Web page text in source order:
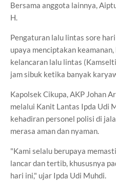
Bersama anggota lainnya,
H.
Pengaturan lalu lintas sore
upaya menciptakan
kelancaran lalu lintas
jam sibuk ketika banyak
Kapolsek Cikupa, AKP Johan
melalui Kanit Lantas Ipda Udi
kehadiran personel polisi di
merasa aman dan nyaman.
"Kami selalu berupaya
lancar dan tertib, khususnya
hari ini," ujar Ipda Udi Muhdi.